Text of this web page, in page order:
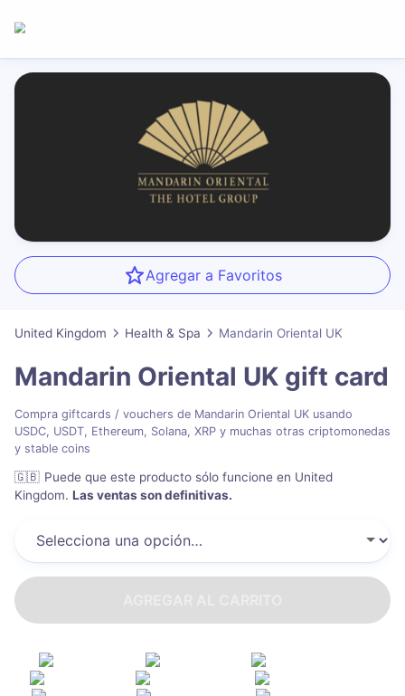
Agregar a Favoritos
United Kingdom Health & Spa Mandarin Oriental UK
Mandarin Oriental UK gift card
Compra giftcards / vouchers de Mandarin Oriental UK usando
USDC, USDT, Ethereum, Solana, XRP y muchas otras criptomonedas
y stable coins
🇬🇧 Puede que este producto sólo funcione en United
Kingdom. Las ventas son definitivas.